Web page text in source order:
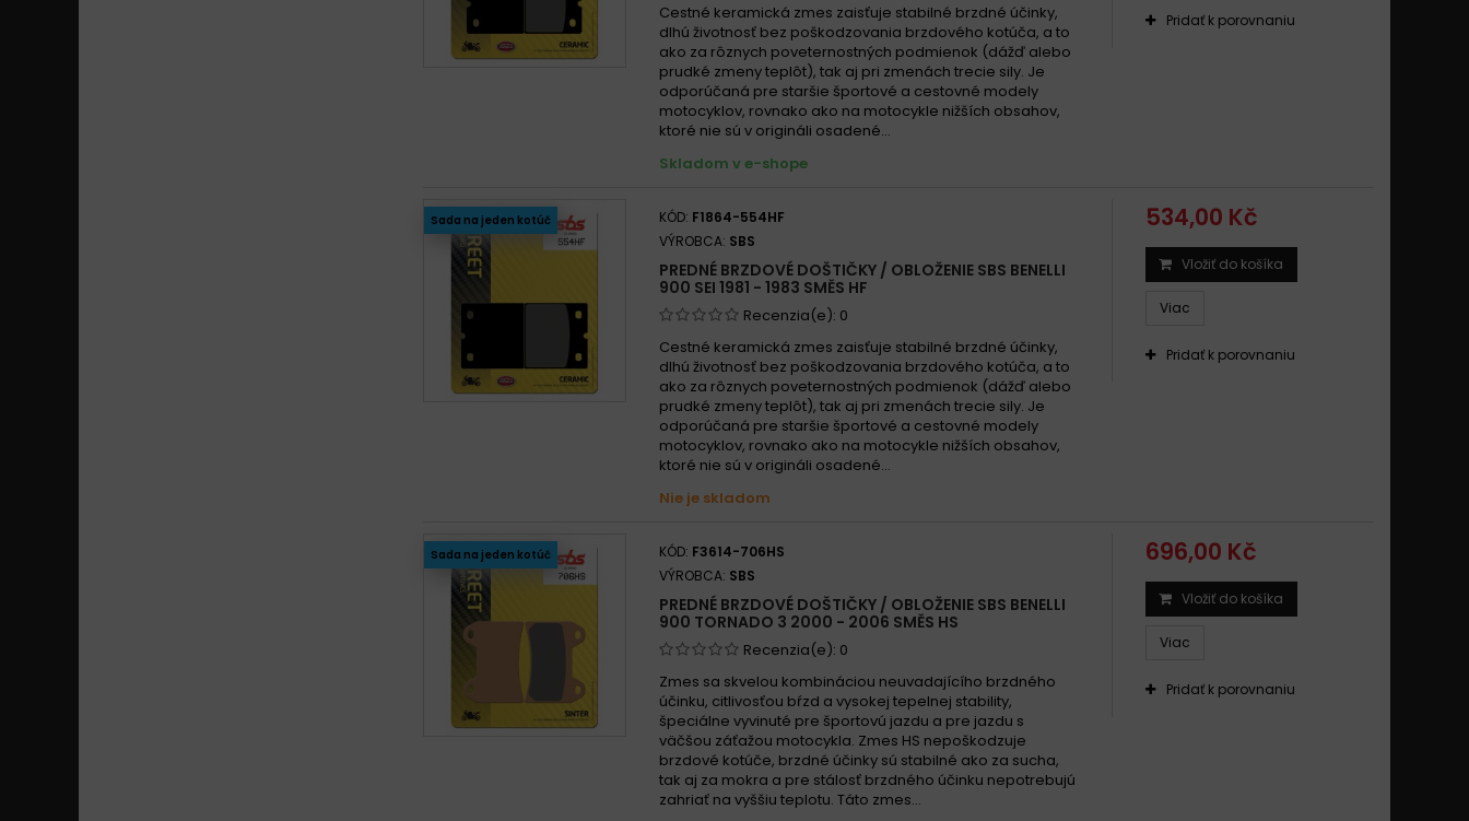
Cestné keramická zmes zaisťuje stabilné brzdné účinky,
dlhú životnosť bez poškodzovania brzdového kotúča, a to
ako za rôznych poveternostných podmienok (dážď alebo
prudké zmeny teplôt), tak aj pri zmenách trecie sily. Je
odporúčaná pre staršie športové a cestovné modely
motocyklov, rovnako ako na motocykle nižších obsahov,
ktoré nie sú v origináli osadené...
Skladom v e-shope
Pridať k porovnaniu
Sada na jeden kotúč KÓD: F1864-554HF
VÝROBCA: SBS
PREDNÉ BRZDOVÉ DOŠTIČKY / OBLOŽENIE SBS BENELLI
900 SEI 1981 - 1983 SMĚS HF
Recenzia(e): 0
Cestné keramická zmes zaisťuje stabilné brzdné účinky,
dlhú životnosť bez poškodzovania brzdového kotúča, a to
ako za rôznych poveternostných podmienok (dážď alebo
prudké zmeny teplôt), tak aj pri zmenách trecie sily. Je
odporúčaná pre staršie športové a cestovné modely
motocyklov, rovnako ako na motocykle nižších obsahov,
ktoré nie sú v origináli osadené...
Nie je skladom
534,00 Kč
Vložiť do košíka
Viac
Pridať k porovnaniu
Sada na jeden kotúč KÓD: F3614-706HS
VÝROBCA: SBS
PREDNÉ BRZDOVÉ DOŠTIČKY / OBLOŽENIE SBS BENELLI
900 TORNADO 3 2000 - 2006 SMĚS HS
Recenzia(e): 0
Zmes sa skvelou kombináciou neuvadajícího brzdného
účinku, citlivosťou bŕzd a vysokej tepelnej stability,
špeciálne vyvinuté pre športovú jazdu a pre jazdu s
väčšou záťažou motocykla. Zmes HS nepoškodzuje
brzdové kotúče, brzdné účinky sú stabilné ako za sucha,
tak aj za mokra a pre stálosť brzdného účinku nepotrebujú
zahriať na vyššiu teplotu. Táto zmes...
696,00 Kč
Vložiť do košíka
Viac
Pridať k porovnaniu